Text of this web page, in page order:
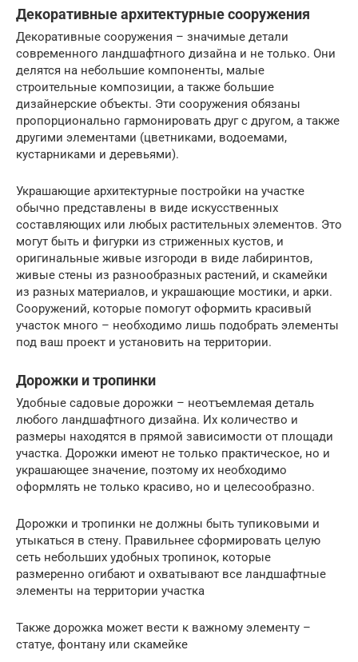
Декоративные архитектурные сооружения
Декоративные сооружения – значимые детали
современного ландшафтного дизайна и не только. Они
делятся на небольшие компоненты, малые
строительные композиции, а также большие
дизайнерские объекты. Эти сооружения обязаны
пропорционально гармонировать друг с другом, а также
другими элементами (цветниками, водоемами,
кустарниками и деревьями).
Украшающие архитектурные постройки на участке
обычно представлены в виде искусственных
составляющих или любых растительных элементов. Это
могут быть и фигурки из стриженных кустов, и
оригинальные живые изгороди в виде лабиринтов,
живые стены из разнообразных растений, и скамейки
из разных материалов, и украшающие мостики, и арки.
Сооружений, которые помогут оформить красивый
участок много – необходимо лишь подобрать элементы
под ваш проект и установить на территории.
Дорожки и тропинки
Удобные садовые дорожки – неотъемлемая деталь
любого ландшафтного дизайна. Их количество и
размеры находятся в прямой зависимости от площади
участка. Дорожки имеют не только практическое, но и
украшающее значение, поэтому их необходимо
оформлять не только красиво, но и целесообразно.
Дорожки и тропинки не должны быть тупиковыми и
утыкаться в стену. Правильнее сформировать целую
сеть небольших удобных тропинок, которые
размеренно огибают и охватывают все ландшафтные
элементы на территории участка
Также дорожка может вести к важному элементу –
статуе, фонтану или скамейке